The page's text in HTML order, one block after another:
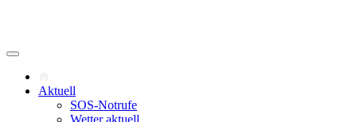
Aktuell
SOS-Notrufe